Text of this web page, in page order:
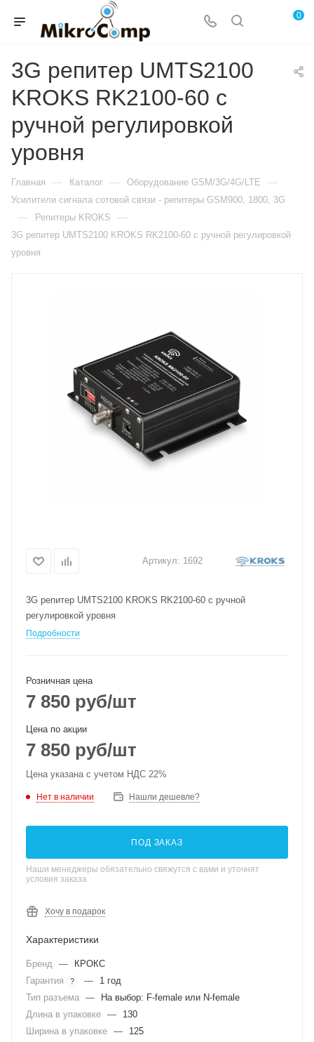
0
3G репитер UMTS2100
KROKS RK2100-60 с
ручной регулировкой
уровня
Главная — Каталог — Оборудование GSM/3G/4G/LTE —
Усилители сигнала сотовой связи - репитеры GSM900, 1800, 3G
— Репитеры KROKS —
3G репитер UMTS2100 KROKS RK2100-60 с ручной регулировкой
уровня
Артикул: 1692
3G репитер UMTS2100 KROKS RK2100-60 с ручной
регулировкой уровня
Подробности
Розничная цена
7 850 руб/шт
Цена по акции
7 850 руб/шт
Цена указана с учетом НДС 22%
Нет в наличии Нашли дешевле?
ПОД ЗАКАЗ
Наши менеджеры обязательно свяжутся с вами и уточнят
условия заказа
Хочу в подарок
Характеристики
Бренд —
КРОКС
Гарантия
? —
1 год
Тип разъема —
На выбор: F-female или N-female
Длина в упаковке —
130
Ширина в упаковке —
125